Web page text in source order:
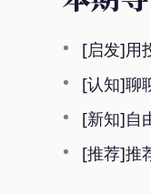
[启发]用
[认知]聊
[新知]自
[推荐]推